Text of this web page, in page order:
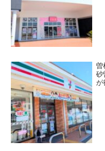
曽
砂
が